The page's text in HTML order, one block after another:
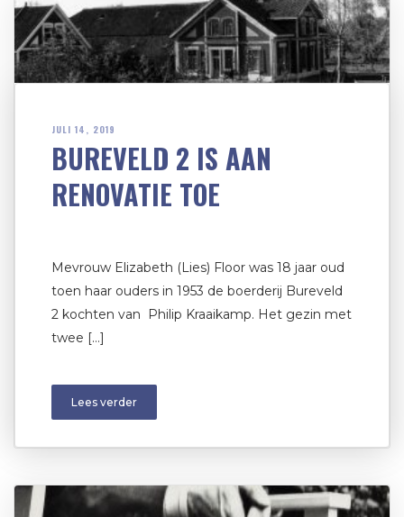
JULI 14, 2019
BUREVELD 2 IS AAN
RENOVATIE TOE
Mevrouw Elizabeth (Lies) Floor was 18 jaar oud
toen haar ouders in 1953 de boerderij Bureveld
2 kochten van Philip Kraaikamp. Het gezin met
twee […]
Lees verder